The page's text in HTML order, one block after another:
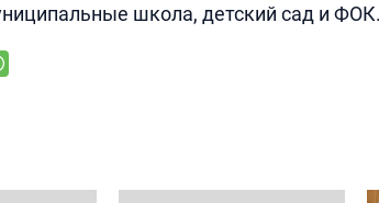
школа, детский сад и ФОК.